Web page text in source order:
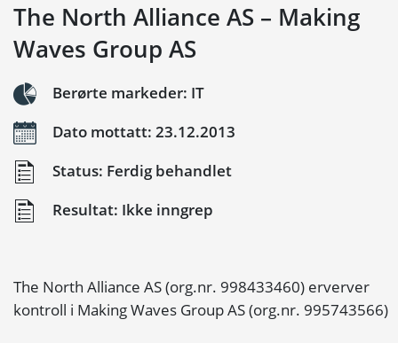
The North Alliance AS – Making
Waves Group AS
Berørte markeder: IT
Dato mottatt: 23.12.2013
Status: Ferdig behandlet
Resultat: Ikke inngrep
The North Alliance AS (org.nr. 998433460) erverver
kontroll i Making Waves Group AS (org.nr. 995743566)